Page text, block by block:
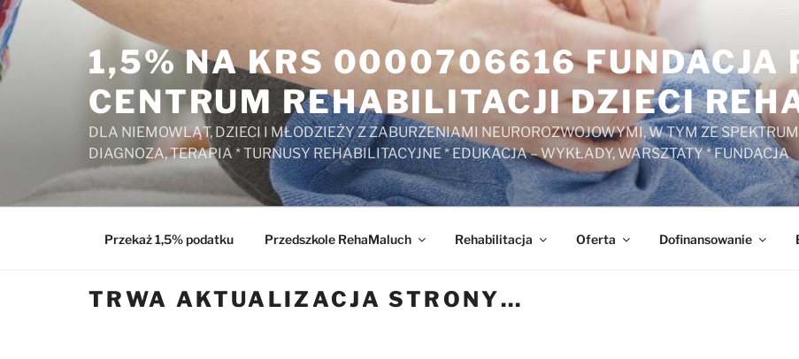
Przejdź
do
treści
1,5% NA KRS 0000706616 FUNDACJA
CENTRUM REHABILITACJI DZIECI
DLA NIEMOWLĄT, DZIECI I MŁODZIEŻY Z ZABURZENIAMI NEUROROZWOJOWYMI, W TYM ZE
DIAGNOZA, TERAPIA * TURNUSY REHABILITACYJNE * EDUKACJA – WYKŁADY, WARSZTATY * FUNDACJA
Przekaż 1,5% podatku Przedszkole RehaMaluch Rehabilitacja Oferta Dofinansowanie
TRWA AKTUALIZACJA STRONY…